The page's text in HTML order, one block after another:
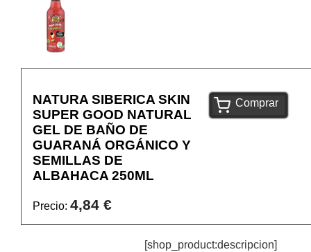
NATURA SIBERICA SKIN
SUPER GOOD NATURAL
GEL DE BAÑO DE
GUARANÁ ORGÁNICO Y
SEMILLAS DE
ALBAHACA 250ML
Precio: 4,84 €
Comprar
[shop_product:descripcion]